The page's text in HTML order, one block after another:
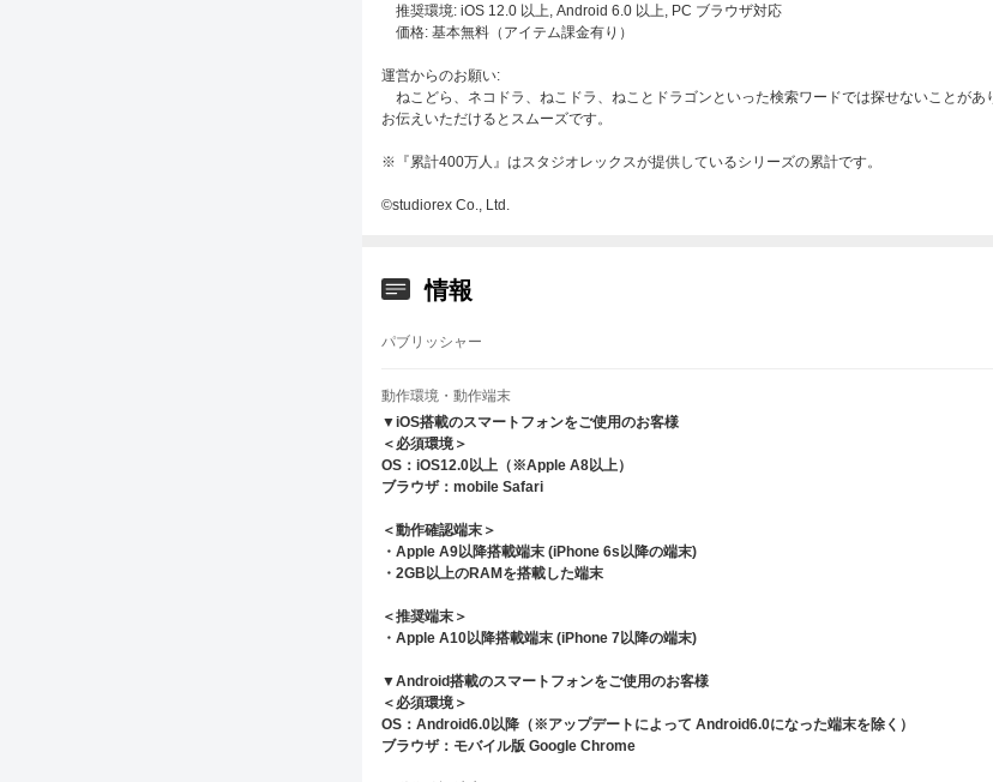
推奨環境: iOS 12.0 以上, Android 6.0 以上, PC ブラウザ対応
価格: 基本無料（アイテム課金有り）
運営からのお願い:
ねこどら、ネコドラ、ねこドラ、ねことドラゴンといった検索ワードでは探せないことがあ
お伝えいただけるとスムーズです。
※『累計400万人』はスタジオレックスが提供しているシリーズの累計です。
©studiorex Co., Ltd.
情報
パブリッシャー
動作環境・動作端末
▼iOS搭載のスマートフォンをご使用のお客様
＜必須環境＞
OS：iOS12.0以上（※Apple A8以上）
ブラウザ：mobile Safari
＜動作確認端末＞
・Apple A9以降搭載端末 (iPhone 6s以降の端末)
・2GB以上のRAMを搭載した端末
＜推奨端末＞
・Apple A10以降搭載端末 (iPhone 7以降の端末)
▼Android搭載のスマートフォンをご使用のお客様
＜必須環境＞
OS：Android6.0以降（※アップデートによって Android6.0になった端末を除く）
ブラウザ：モバイル版 Google Chrome